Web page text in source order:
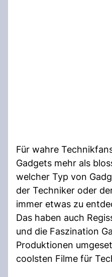
Für wahre
Gadgets mehr als
welcher Typ von
der Techniker oder
immer etwas zu
Das haben auch
und die Faszination
Produktionen
coolsten Filme für